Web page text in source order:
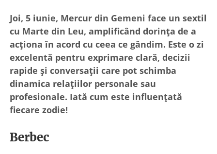
Joi, 5 iunie, Mercur din Gemeni face un sextil
cu Marte din Leu, amplificând dorința de a
acționa în acord cu ceea ce gândim. Este o zi
excelentă pentru exprimare clară, decizii
rapide și conversații care pot schimba
dinamica relațiilor personale sau
profesionale. Iată cum este influențată
fiecare zodie!
Berbec